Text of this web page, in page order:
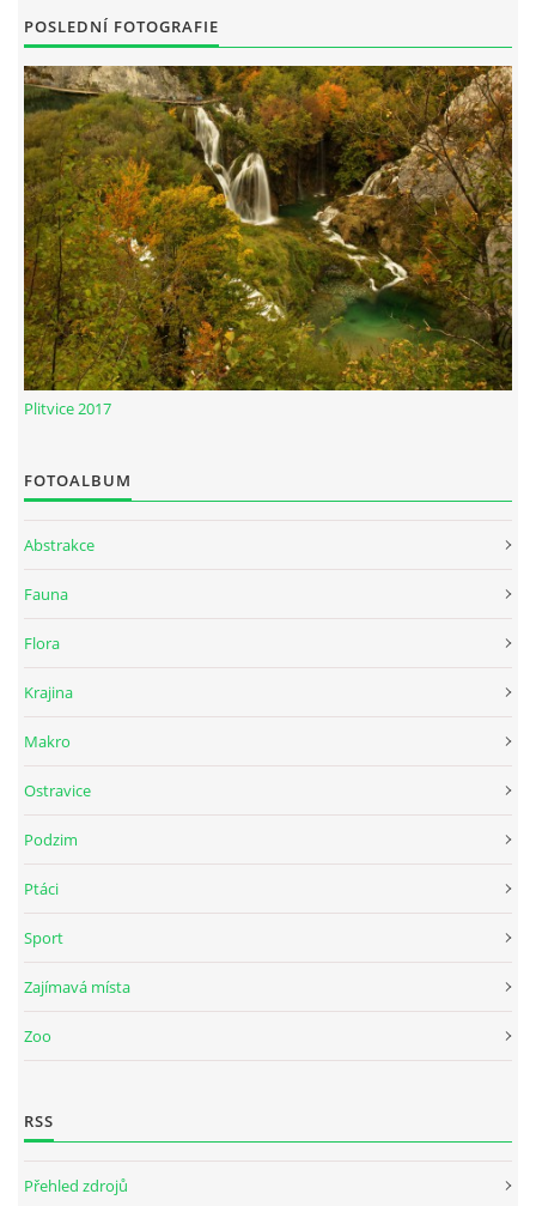
POSLEDNÍ FOTOGRAFIE
Plitvice 2017
FOTOALBUM
Abstrakce
Fauna
Flora
Krajina
Makro
Ostravice
Podzim
Ptáci
Sport
Zajímavá místa
Zoo
RSS
Přehled zdrojů